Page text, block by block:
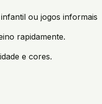
ou jogos informais
rapidamente.
e cores.